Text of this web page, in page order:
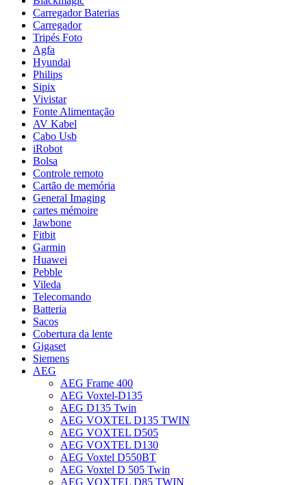
Carregador Baterias
Carregador
Tripés Foto
Agfa
Hyundai
Philips
Sipix
Vivistar
Fonte Alimentação
AV Kabel
Cabo Usb
iRobot
Bolsa
Controle remoto
Cartão de memória
General Imaging
cartes mémoire
Jawbone
Fitbit
Garmin
Huawei
Pebble
Vileda
Telecomando
Batteria
Sacos
Cobertura da lente
Gigaset
Siemens
AEG
AEG Frame 400
AEG Voxtel-D135
AEG D135 Twin
AEG VOXTEL D135 TWIN
AEG VOXTEL D505
AEG VOXTEL D130
AEG Voxtel D550BT
AEG Voxtel D 505 Twin
AEG VOXTEL D85 TWIN